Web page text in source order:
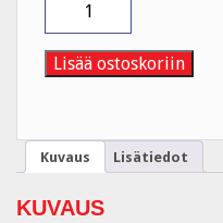
Nap,
0,25-
2,5(4)mm²,
Lisää ostoskoriin
Kuvaus Lisätiedot
KUVAUS